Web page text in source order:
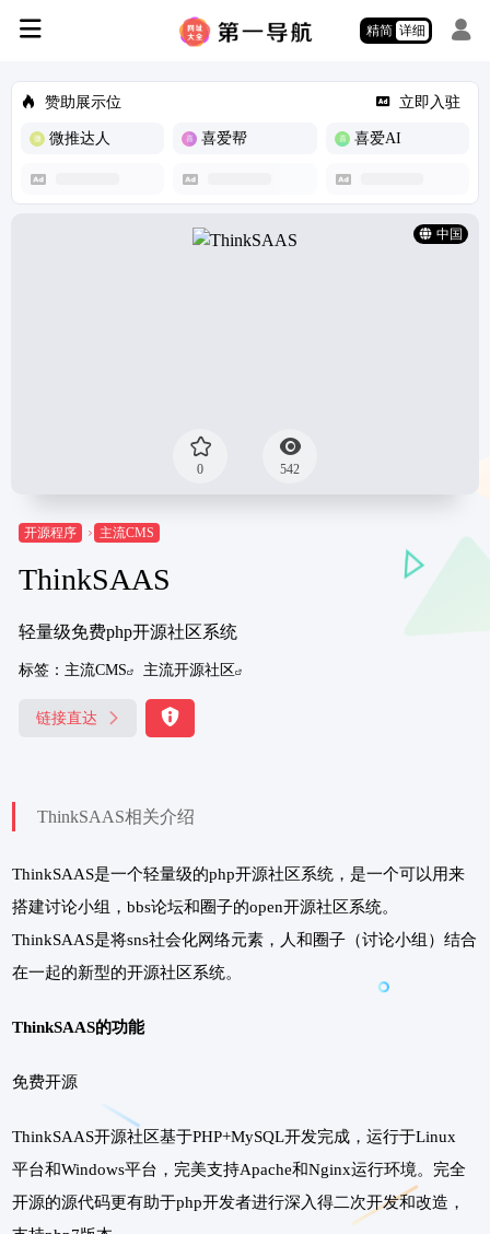
精简 详细
赞助展示位 立即入驻
微推达人 喜爱帮 喜爱AI
中国
0 542
开源程序 主流CMS
ThinkSAAS
轻量级免费php开源社区系统
标签： 主流CMS 主流开源社区
链接直达
ThinkSAAS相关介绍
ThinkSAAS是一个轻量级的php开源社区系统，是一个可以用来
搭建讨论小组，bbs论坛和圈子的open开源社区系统。
ThinkSAAS是将sns社会化网络元素，人和圈子（讨论小组）结合
在一起的新型的开源社区系统。
ThinkSAAS的功能
免费开源
ThinkSAAS开源社区基于PHP+MySQL开发完成，运行于Linux
平台和Windows平台，完美支持Apache和Nginx运行环境。完全
开源的源代码更有助于php开发者进行深入得二次开发和改造，